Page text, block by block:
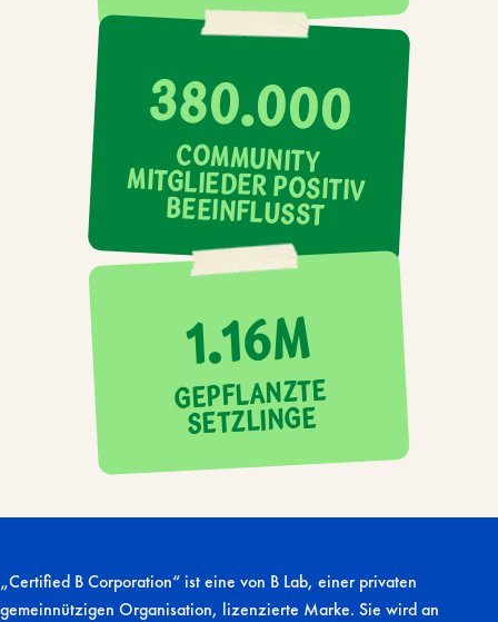
380.000
COMMUNITY
MITGLIEDER POSITIV
BEEINFLUSST
1.16M
GEPFLANZTE
SETZLINGE
„Certified B Corporation“ ist eine von B Lab, einer privaten
gemeinnützigen Organisation, lizenzierte Marke. Sie wird an